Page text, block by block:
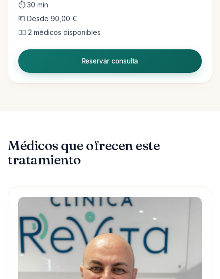
⏱ 30 min
💶 Desde 90,00 €
👨‍⚕️ 2 médicos disponibles
Reservar consulta
Médicos que ofrecen este
tratamiento